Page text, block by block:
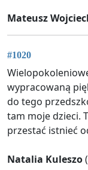
Mateusz
#1020
wypracowaną
do tego
tam moje dzieci.
przestać istnieć
Natalia Kuleszo